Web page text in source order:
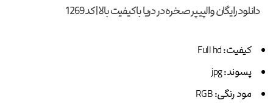
دانلود رایگان والپیپر صخره در دریا با کیفیت بالا | کد 1269
کیفیت:
پسوند:jpg
مود رنگی: